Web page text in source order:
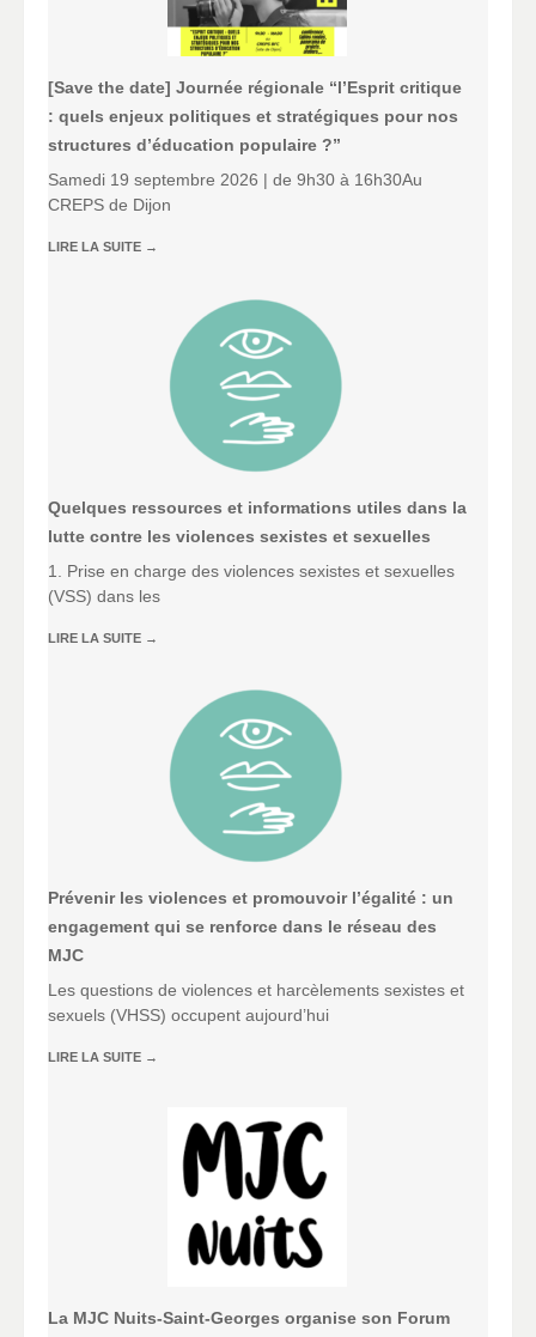
[Save the date] Journée régionale “l’Esprit critique
: quels enjeux politiques et stratégiques pour nos
structures d’éducation populaire ?”
Samedi 19 septembre 2026 | de 9h30 à 16h30Au
CREPS de Dijon
LIRE LA SUITE →
Quelques ressources et informations utiles dans la
lutte contre les violences sexistes et sexuelles
1. Prise en charge des violences sexistes et sexuelles
(VSS) dans les
LIRE LA SUITE →
Prévenir les violences et promouvoir l’égalité : un
engagement qui se renforce dans le réseau des
MJC
Les questions de violences et harcèlements sexistes et
sexuels (VHSS) occupent aujourd’hui
LIRE LA SUITE →
La MJC Nuits-Saint-Georges organise son Forum